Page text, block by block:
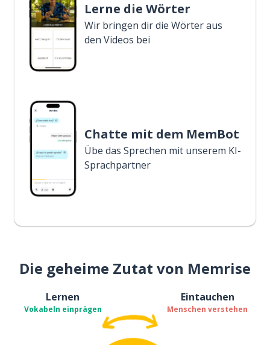
Lerne die Wörter
Wir bringen dir die Wörter aus
den Videos bei
Chatte mit dem MemBot
Übe das Sprechen mit unserem KI-
Sprachpartner
Die geheime Zutat von Memrise
Lernen
Vokabeln einprägen
Eintauchen
Menschen verstehen